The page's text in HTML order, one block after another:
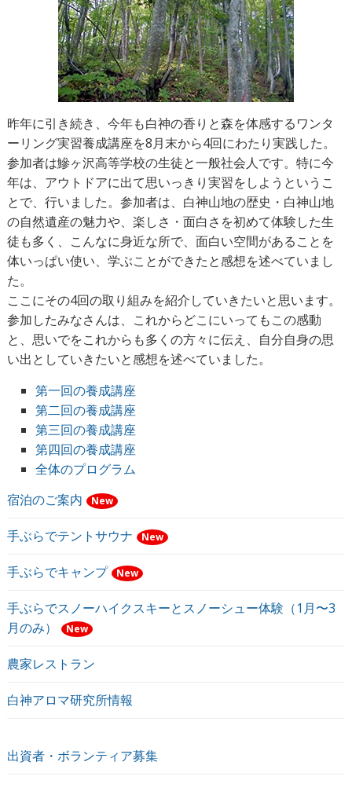
昨年に引き続き、今年も白神の香りと森を体感するワンタ
ーリング実習養成講座を8月末から4回にわたり実践した。
参加者は鰺ヶ沢高等学校の生徒と一般社会人です。特に今
年は、アウトドアに出て思いっきり実習をしようというこ
とで、行いました。参加者は、白神山地の歴史・白神山地
の自然遺産の魅力や、楽しさ・面白さを初めて体験した生
徒も多く、こんなに身近な所で、面白い空間があることを
体いっぱい使い、学ぶことができたと感想を述べていまし
た。
ここにその4回の取り組みを紹介していきたいと思います。
参加したみなさんは、これからどこにいってもこの感動
と、思いでをこれからも多くの方々に伝え、自分自身の思
い出としていきたいと感想を述べていました。
第一回の養成講座
第二回の養成講座
第三回の養成講座
第四回の養成講座
全体のプログラム
宿泊のご案内
New
手ぶらでテントサウナ New
手ぶらでキャンプ New
手ぶらでスノーハイクスキーとスノーシュー体験（1月〜3
月のみ）
New
農家レストラン
白神アロマ研究所情報
出資者・ボランティア募集